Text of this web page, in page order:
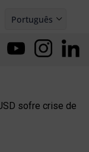
Português
Español
sofre crise de